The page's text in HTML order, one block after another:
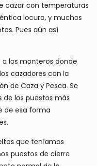
cazar con temperaturas
locura, y muchos
Pues aún así
los monteros donde
cazadores con la
de Caza y Pesca. Se
de los puestos más
de esa forma
que teníamos
puestos de cierre